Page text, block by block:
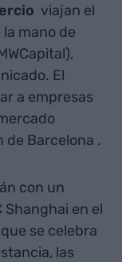
viajan el
la mano de
El
a empresas
de Barcelona .
con un
Shanghai en el
se celebra
las